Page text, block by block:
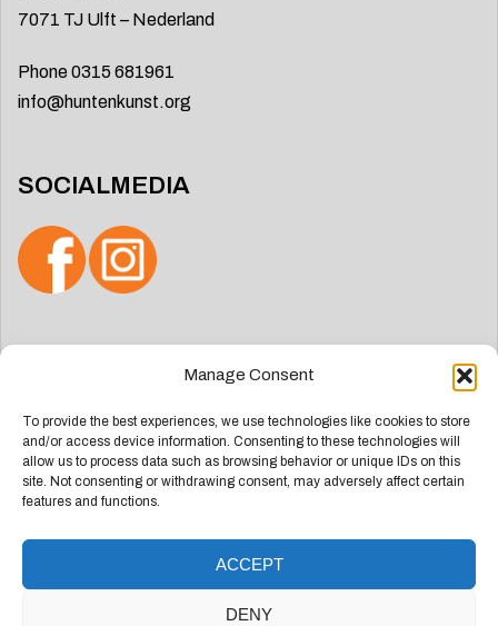
Manage Consent
To provide the best experiences, we use technologies like cookies to store
and/or access device information. Consenting to these technologies will
allow us to process data such as browsing behavior or unique IDs on this
site. Not consenting or withdrawing consent, may adversely affect certain
features and functions.
ACCEPT
DENY
7071 TJ Ulft – Nederland
Phone 0315 681961
info@huntenkunst.org
SOCIALMEDIA
Deze website is ontwikkeld doorGroep Webdesign